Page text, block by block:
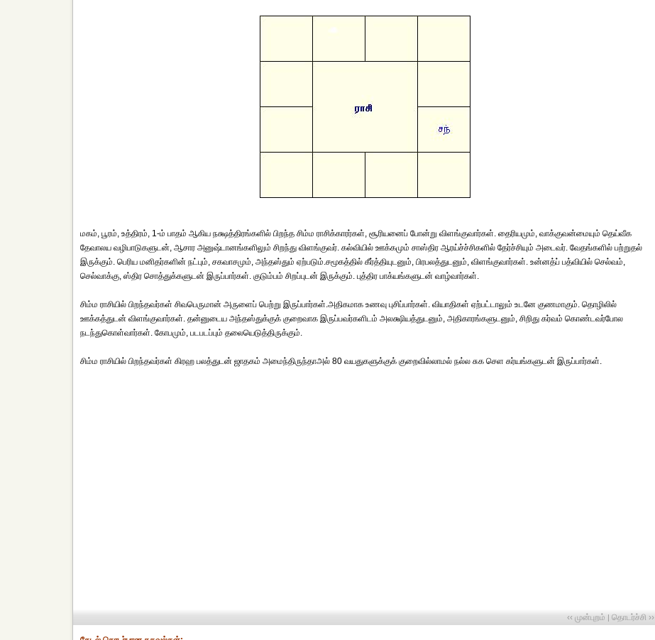
மகம், பூரம், உத்திரம், 1-ம் பாதம் ஆகிய நக்ஷத்திரங்களில் பிறந்த சிம்ம ராசிக்காரர்கள், சூரியனைப் போன்று விளங்குவார்கள். தைரியமும், வாக்குவன்மையும் தெய்வீக
தேவாலய வழிபாடுகளுடன், ஆசார அனுஷ்டானங்களிலும் சிறந்து விளங்குவர். கல்வியில் ஊக்கமும் சாஸ்திர ஆரய்ச்ச்சிகளில் தேர்ச்சியும் அடைவர். வேதங்களில் பற்றுதல்
இருக்கும். பெரிய மனிதர்களின் நட்பும், சகவாசமும், அந்தஸ்தும் ஏற்படும்.சமூகத்தில் கீர்த்தியுடனும், பிரபலத்துடனும், விளங்குவார்கள். உன்னத்ப் பத்வியில் செல்வம்,
செல்வாக்கு, ஸ்திர சொத்துக்களுடன் இருப்பார்கள். குடும்பம் சிறப்புடன் இருக்கும். புத்திர பாக்யங்களுடன் வாழ்வார்கள்.
சிம்ம ராசியில் பிறந்தவர்கள் சிவபெருமான் அருளைப் பெற்று இருப்பார்கள்.அதிகமாக உணவு புசிப்பார்கள். வியாதிகள் ஏற்பட்டாலும் உடனே குணமாகும். தொழிலில்
ஊக்கத்துடன் விளங்குவார்கள். தன்னுடைய அந்தஸ்துக்குக் குறைவாக இருப்பவர்களிடம் அலக்ஷியத்துடனும், அதிகாரங்களுடனும், சிறிது கர்வம் கொண்டவர்போல
நடந்துகொள்வார்கள். கோபமும், படபடப்பும் தலையெடுத்திருக்கும்.
சிம்ம ராசியில் பிறந்தவர்கள் கிரஹ பலத்துடன் ஜாதகம் அமைந்திருந்தாஅல் 80 வயதுகளுக்குக் குறைவில்லாமல் நல்ல சுக செள கர்யங்களுடன் இருப்பார்கள்.
‹‹ முன்புறம் | தொடர்ச்சி ››